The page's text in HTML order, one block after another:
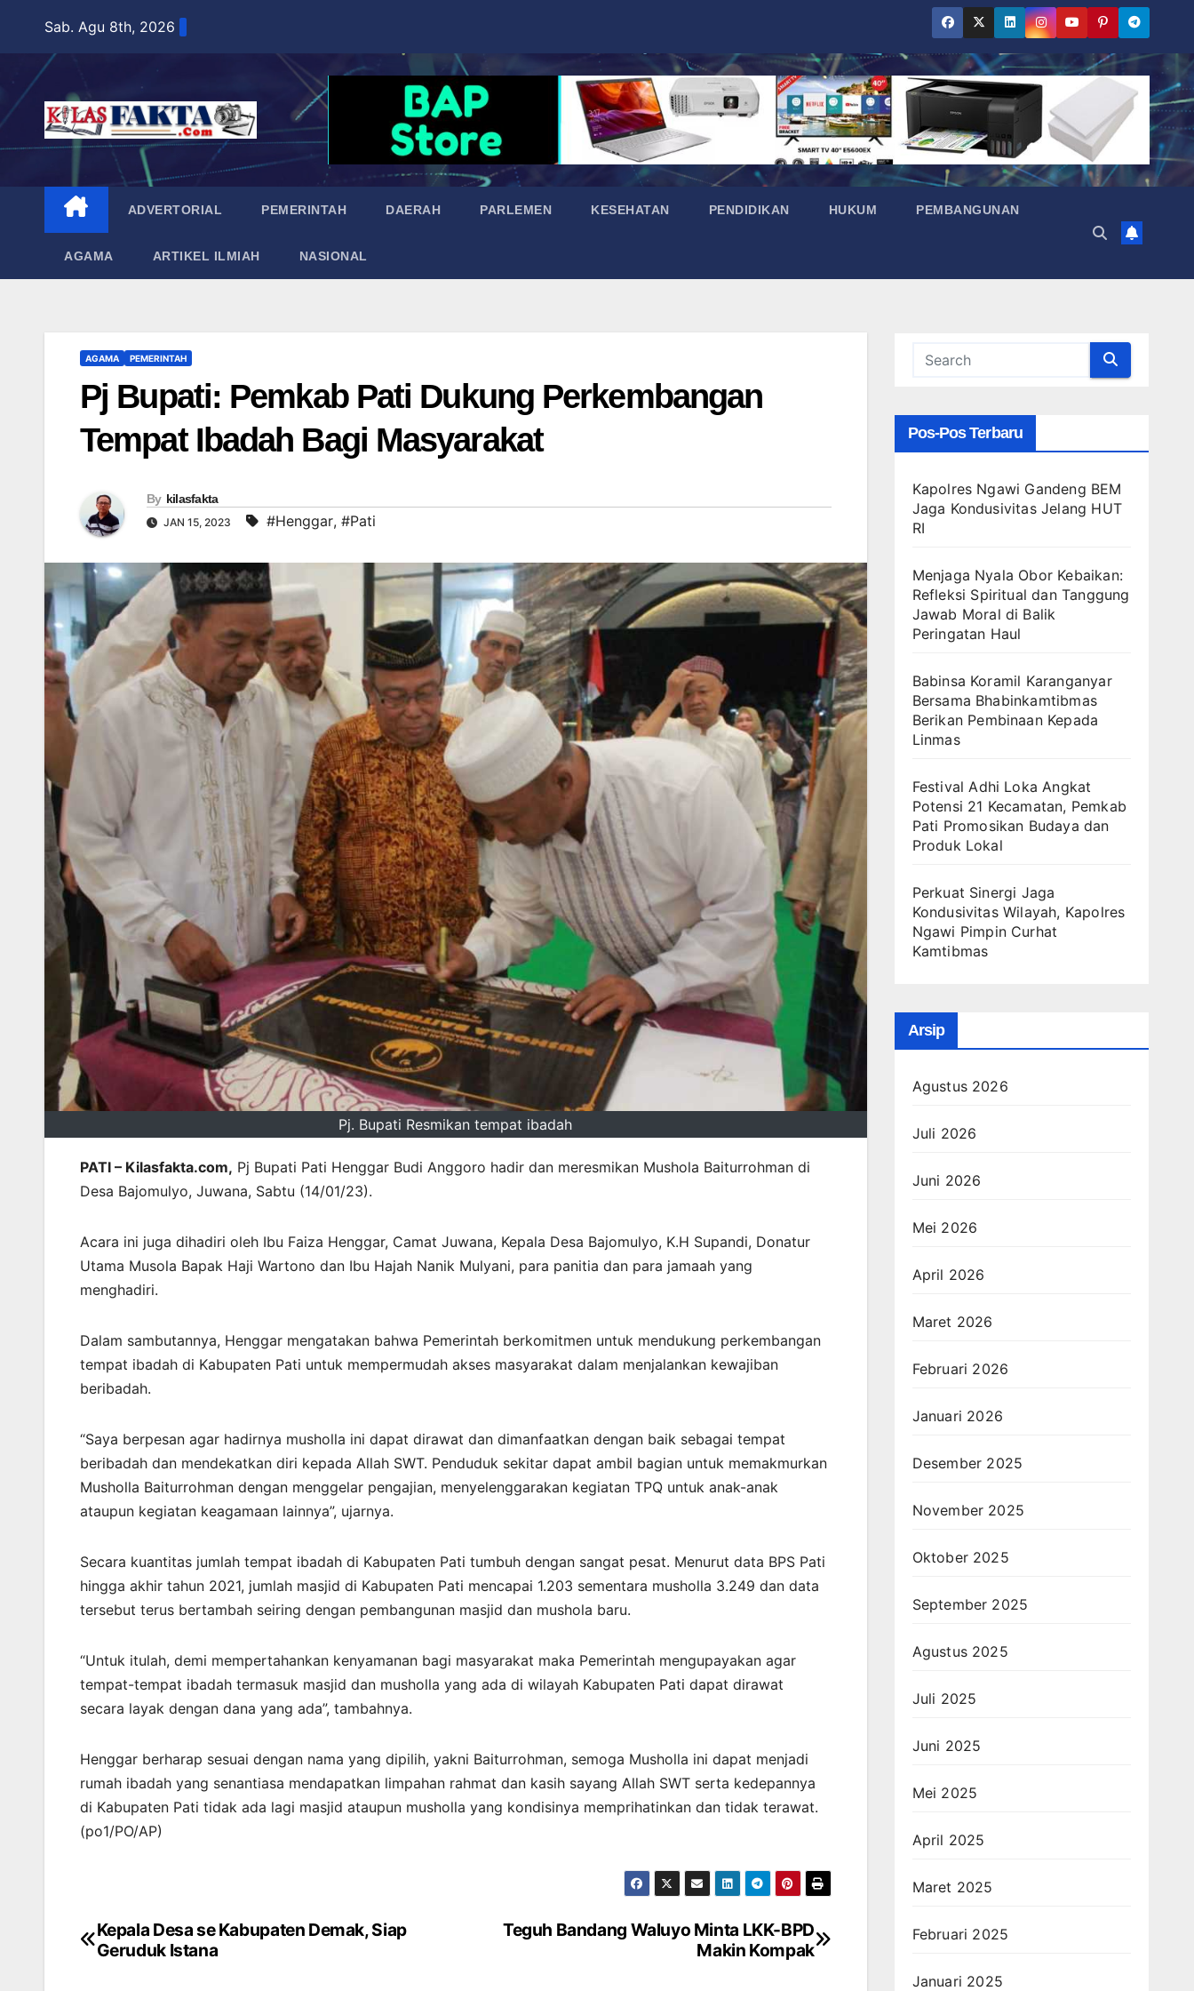
content
Sab. Agu 8th, 2026
ADVERTORIAL PEMERINTAH DAERAH PARLEMEN KESEHATAN PENDIDIKAN HUKUM PEMBANGUNAN
AGAMA ARTIKEL ILMIAH NASIONAL
AGAMA PEMERINTAH
Pj Bupati: Pemkab Pati Dukung Perkembangan
Tempat Ibadah Bagi Masyarakat
By kilasfakta
JAN 15, 2023 #Henggar, #Pati
Pj. Bupati Resmikan tempat ibadah
PATI – Kilasfakta.com, Pj Bupati Pati Henggar Budi Anggoro hadir dan meresmikan Mushola Baiturrohman di
Desa Bajomulyo, Juwana, Sabtu (14/01/23).
Acara ini juga dihadiri oleh Ibu Faiza Henggar, Camat Juwana, Kepala Desa Bajomulyo, K.H Supandi, Donatur
Utama Musola Bapak Haji Wartono dan Ibu Hajah Nanik Mulyani, para panitia dan para jamaah yang
menghadiri.
Dalam sambutannya, Henggar mengatakan bahwa Pemerintah berkomitmen untuk mendukung perkembangan
tempat ibadah di Kabupaten Pati untuk mempermudah akses masyarakat dalam menjalankan kewajiban
beribadah.
“Saya berpesan agar hadirnya musholla ini dapat dirawat dan dimanfaatkan dengan baik sebagai tempat
beribadah dan mendekatkan diri kepada Allah SWT. Penduduk sekitar dapat ambil bagian untuk memakmurkan
Musholla Baiturrohman dengan menggelar pengajian, menyelenggarakan kegiatan TPQ untuk anak-anak
ataupun kegiatan keagamaan lainnya”, ujarnya.
Secara kuantitas jumlah tempat ibadah di Kabupaten Pati tumbuh dengan sangat pesat. Menurut data BPS Pati
hingga akhir tahun 2021, jumlah masjid di Kabupaten Pati mencapai 1.203 sementara musholla 3.249 dan data
tersebut terus bertambah seiring dengan pembangunan masjid dan mushola baru.
“Untuk itulah, demi mempertahankan kenyamanan bagi masyarakat maka Pemerintah mengupayakan agar
tempat-tempat ibadah termasuk masjid dan musholla yang ada di wilayah Kabupaten Pati dapat dirawat
secara layak dengan dana yang ada”, tambahnya.
Henggar berharap sesuai dengan nama yang dipilih, yakni Baiturrohman, semoga Musholla ini dapat menjadi
rumah ibadah yang senantiasa mendapatkan limpahan rahmat dan kasih sayang Allah SWT serta kedepannya
di Kabupaten Pati tidak ada lagi masjid ataupun musholla yang kondisinya memprihatinkan dan tidak terawat.
(po1/PO/AP)
Navigasi
Teguh Bandang Waluyo Minta LKK-BPD
Makin Kompak
Kepala Desa se Kabupaten Demak, Siap
Geruduk Istana
Pos-Pos Terbaru
Kapolres Ngawi Gandeng BEM
Jaga Kondusivitas Jelang HUT
RI
Menjaga Nyala Obor Kebaikan:
Refleksi Spiritual dan Tanggung
Jawab Moral di Balik
Peringatan Haul
Babinsa Koramil Karanganyar
Bersama Bhabinkamtibmas
Berikan Pembinaan Kepada
Linmas
Festival Adhi Loka Angkat
Potensi 21 Kecamatan, Pemkab
Pati Promosikan Budaya dan
Produk Lokal
Perkuat Sinergi Jaga
Kondusivitas Wilayah, Kapolres
Ngawi Pimpin Curhat
Kamtibmas
Arsip
Agustus 2026
Juli 2026
Juni 2026
Mei 2026
April 2026
Maret 2026
Februari 2026
Januari 2026
Desember 2025
November 2025
Oktober 2025
September 2025
Agustus 2025
Juli 2025
Juni 2025
Mei 2025
April 2025
Maret 2025
Februari 2025
Januari 2025